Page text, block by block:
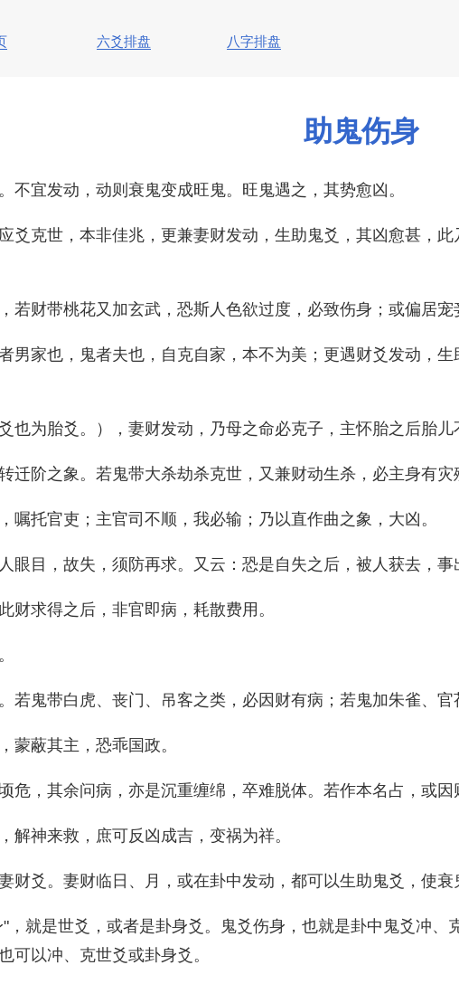
六爻排盘 八字排盘
助鬼伤身
不宜发动，动则衰鬼变成旺鬼。旺鬼遇之，其势愈凶。
爻克世，本非佳兆，更兼妻财发动，生助鬼爻，其凶愈甚，
若财带桃花又加玄武，恐斯人色欲过度，必致伤身；或偏居宠
男家也，鬼者夫也，自克自家，本不为美；更遇财爻发动，
也为胎爻。），妻财发动，乃母之命必克子，主怀胎之后胎儿
迁阶之象。若鬼带大杀劫杀克世，又兼财动生杀，必主身有灾
嘱托官吏；主官司不顺，我必输；乃以直作曲之象，大凶。
眼目，故失，须防再求。又云：恐是自失之后，被人获去，事
财求得之后，非官即病，耗散费用。
若鬼带白虎、丧门、吊客之类，必因财有病；若鬼加朱雀、
蒙蔽其主，恐乖国政。
危，其余问病，亦是沉重缠绵，卒难脱体。若作本名占，或因
解神来救，庶可反凶成吉，变祸为祥。
财爻。妻财临日、月，或在卦中发动，都可以生助鬼爻，使衰
，就是世爻，或者是卦身爻。鬼爻伤身，也就是卦中鬼爻冲、
可以冲、克世爻或卦身爻。